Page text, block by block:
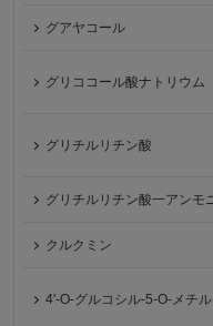
グアヤコール
グリココール酸ナトリウム
グリチルリチン酸
グリチルリチン酸一アンモ
クルクミン
4'-O-グルコシル-5-O-メチ